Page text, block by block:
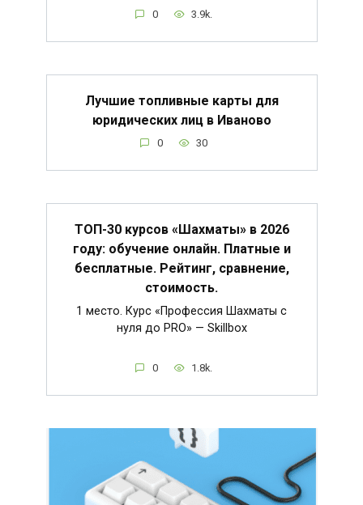
0 3.9k.
Лучшие топливные карты для
юридических лиц в Иваново
0 30
ТОП-30 курсов «Шахматы» в 2026
году: обучение онлайн. Платные и
бесплатные. Рейтинг, сравнение,
стоимость.
1 место. Курс «Профессия Шахматы с
нуля до PRO» — Skillbox
0 1.8k.